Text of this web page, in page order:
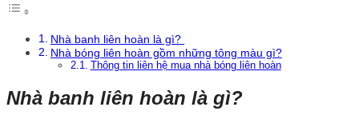
Nhà banh liên hoàn là gì?
Nhà bóng liên hoàn gồm những tông màu gì?
Thông tin liên hệ mua nhà bóng liên hoàn
Nhà banh liên hoàn là gì?